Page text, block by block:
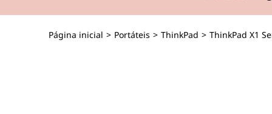
ar
Página inicial > Portáteis > ThinkPad > ThinkPad X1